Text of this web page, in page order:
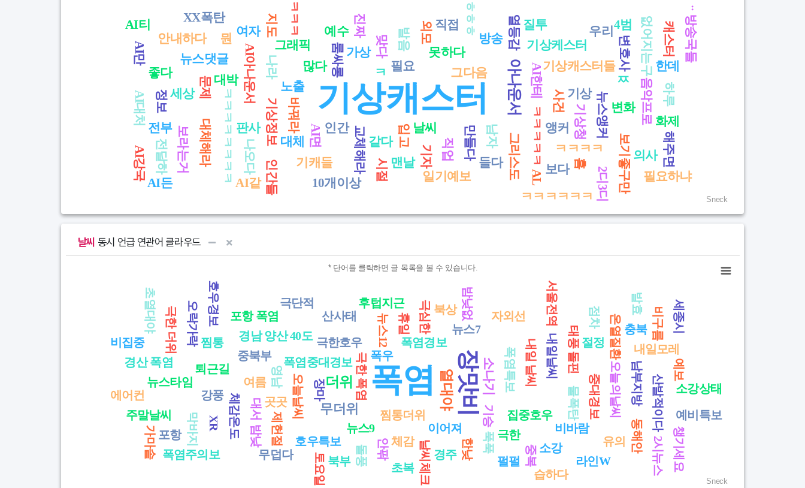
기상캐스터 아나운서
날씨
바꿔라 인간
AI한테
ㅋ
ㅋㅋㅋㅋㅋ
그다음
남자
노출
만들다
많다
입고
필요
AI면 같다
기상정보
기상캐스터들
나라
대체
룸싸롱 못하다
사건
앵커
직업
판사
AI아나운서
ㅋㅋㅋㅋ
ㅋㅋㅋㅋㅋㅋㅋㅋ
가상
교체해라
그래픽
그리스도
기상
기상청
기상케스터
기자
기캐들
나오다
뉴스댓글
뉴스앵커
대박
대체해라 들다
맞다
맨날
문제
뭔 발음 방송 변호사
변화
보기좋구만
보다
보라는거
세상
시절
안내하다 없어지는구
여자 열등감
예수 외모 우리
음악프로
의사
인간들 일기예보
전달하
전부
정보
좋다
지도 직접
진짜 질투 캐스터
필요하냐
하루
한데
해주면
화제
흠
10개이상 2디3디
4범
AI강국
AI같
AI대처
AI든
AI만
AI티
AL
XX폭탄 ᆢ방송국들
ㅉ
ㅋㅋㅋ
ㅋㅋㅋㅋㅋㅋ
ㅎㅎㅎ
Sneck
End of interactive chart.
날씨 동시 언급 연관어 클라우드
* 단어를 클릭하면 글 목록을 볼 수 있습니다.
View as data table, Chart
폭염 장맛비
더위 열대야
무더위
소나기
폭염중대경보 극한 폭염
찜통더위
폭염특보
폭우
장마
집중호우
오늘날씨
극한호우
기승
폭염경보 내일 날씨
곳곳
영남
이어져
내일날씨
뉴스9
제헌절
중북부
대서
경남 양산 40도 태풍 돌핀
여름
물폭탄
비바람
체감온도 극한
뉴스12 뉴스7
밤낮
절정
중대경보
체감 푹푹
호우특보
XR
퇴근길
온열질환
강풍 오늘의날씨
찜통
휴일
유의
막바지
소강
오락가락 포항 폭염
한낮
산사태
안팎
폭염주의보
극심한 자외선 점차 충북
남부지방
뉴스타임
동해안
무덥다 중복
경주
극한 더위 내일모레
돌풍 라인W
산발적이다
주말날씨
비구름
포항
2시뉴스
경산 폭염
날씨체크
북상
초열대야
펄펄
호우경보 후텁지근
가마솥
극단적 밤낮없
북부
서울전역
에어컨
발효
비집중
세종시
소강상태
예보
예비특보
챙기세요
초복
토요일 습하다
* 단어를 클릭하면 글 목록을 볼 수 있습니다.
Sneck